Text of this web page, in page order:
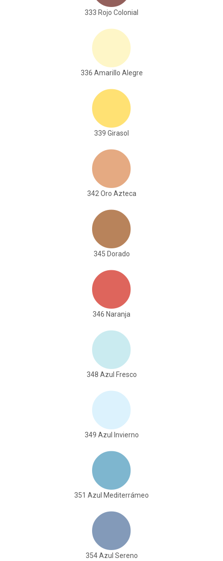
333 Rojo Colonial
336 Amarillo Alegre
339 Girasol
342 Oro Azteca
345 Dorado
346 Naranja
348 Azul Fresco
349 Azul Invierno
351 Azul Mediterrámeo
354 Azul Sereno